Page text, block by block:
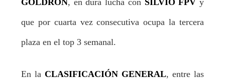
GOLDRON, en dura lucha con SILVIO FPV y
que por cuarta vez consecutiva ocupa la tercera
plaza en el top 3 semanal.
En la CLASIFICACIÓN GENERAL, entre las